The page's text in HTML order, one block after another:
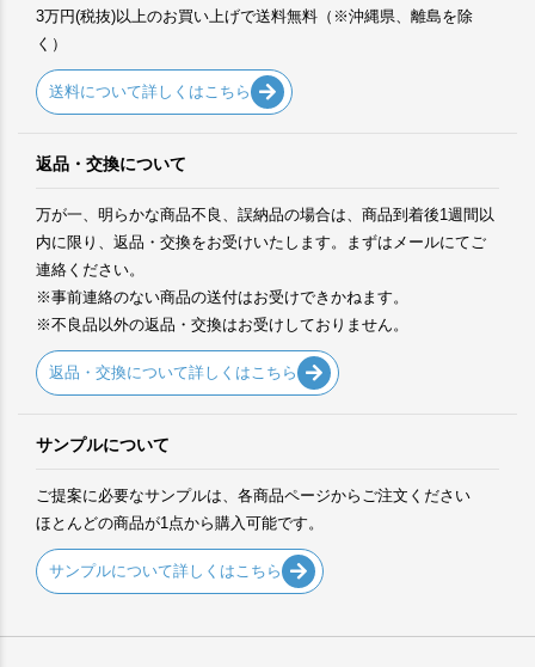
3万円(税抜)以上のお買い上げで送料無料（※沖縄県、離島を除
く）
送料について詳しくはこちら
返品・交換について
万が一、明らかな商品不良、誤納品の場合は、商品到着後1週間以
内に限り、返品・交換をお受けいたします。まずはメールにてご
連絡ください。
※事前連絡のない商品の送付はお受けできかねます。
※不良品以外の返品・交換はお受けしておりません。
返品・交換について詳しくはこちら
サンプルについて
ご提案に必要なサンプルは、各商品ページからご注文ください
ほとんどの商品が1点から購入可能です。
サンプルについて詳しくはこちら